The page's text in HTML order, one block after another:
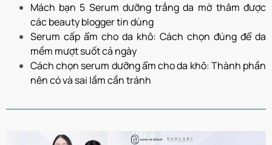
Mách bạn 5 Serum dưỡng trắng da mờ thâm được
các beauty blogger tin dùng
Serum cấp ẩm cho da khô: Cách chọn đúng để da
mềm mượt suốt cả ngày
Cách chọn serum dưỡng ẩm cho da khô: Thành phần
nên có và sai lầm cần tránh